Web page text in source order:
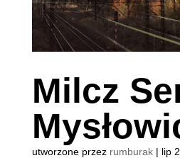
Milcz
utworzone przez rumburak| lip